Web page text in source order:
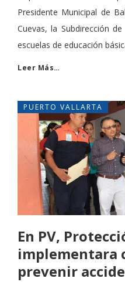
Presidente Municipal de
Cuevas, la Subdirección
escuelas de educación
Leer Más…
PUERTO VALLARTA
En PV,
implementara
prevenir